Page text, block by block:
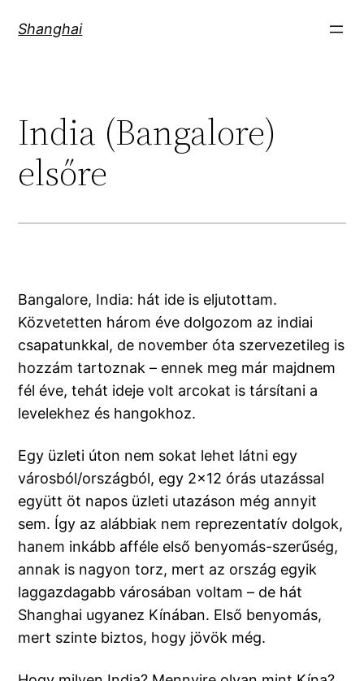
Shanghai
India (Bangalore)
elsőre
Bangalore, India: hát ide is eljutottam.
Közvetetten három éve dolgozom az indiai
csapatunkkal, de november óta szervezetileg is
hozzám tartoznak – ennek meg már majdnem
fél éve, tehát ideje volt arcokat is társítani a
levelekhez és hangokhoz.
Egy üzleti úton nem sokat lehet látni egy
városból/országból, egy 2×12 órás utazással
együtt öt napos üzleti utazáson még annyit
sem. Így az alábbiak nem reprezentatív dolgok,
hanem inkább afféle első benyomás-szerűség,
annak is nagyon torz, mert az ország egyik
laggazdagabb városában voltam – de hát
Shanghai ugyanez Kínában. Első benyomás,
mert szinte biztos, hogy jövök még.